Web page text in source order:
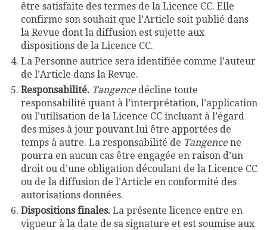
être satisfaite des termes de la Licence CC. Elle
confirme son souhait que l’Article soit publié dans
la Revue dont la diffusion est sujette aux
dispositions de la Licence CC.
La Personne autrice sera identifiée comme l’auteur
de l’Article dans la Revue.
Responsabilité. Tangencedécline toute
responsabilité quant à l’interprétation, l’application
ou l’utilisation de la Licence CC incluant à l’égard
des mises à jour pouvant lui être apportées de
temps à autre. La responsabilité de Tangencene
pourra en aucun cas être engagée en raison d’un
droit ou d’une obligation découlant de la Licence CC
ou de la diffusion de l’Article en conformité des
autorisations données.
Dispositions finales. La présente licence entre en
vigueur à la date de sa signature et est soumise aux